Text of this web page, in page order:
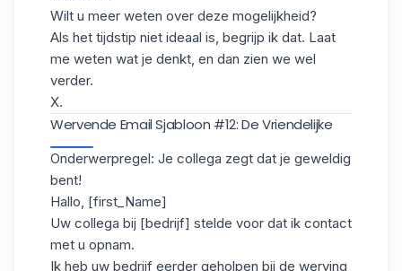
Wilt u meer weten over deze mogelijkheid?
Als het tijdstip niet ideaal is, begrijp ik dat. Laat
me weten wat je denkt, en dan zien we wel
verder.
X.
Wervende Email Sjabloon #12: De Vriendelijke
Onderwerpregel: Je collega zegt dat je geweldig
bent!
Hallo, [first_Name]
Uw collega bij [bedrijf] stelde voor dat ik contact
met u opnam.
Ik heb uw bedrijf eerder geholpen bij de werving